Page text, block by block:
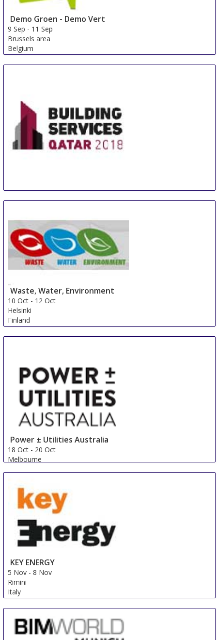
Demo Groen - Demo Vert
9 Sep - 11 Sep
Brussels area
Belgium
Waste, Water, Environment
10 Oct - 12 Oct
Helsinki
Finland
Power ± Utilities Australia
18 Oct - 20 Oct
Melbourne
KEY ENERGY
5 Nov -8 Nov
Rimini
Italy